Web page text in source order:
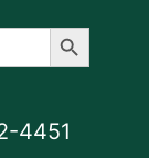
Botão De Pesquisa
4451